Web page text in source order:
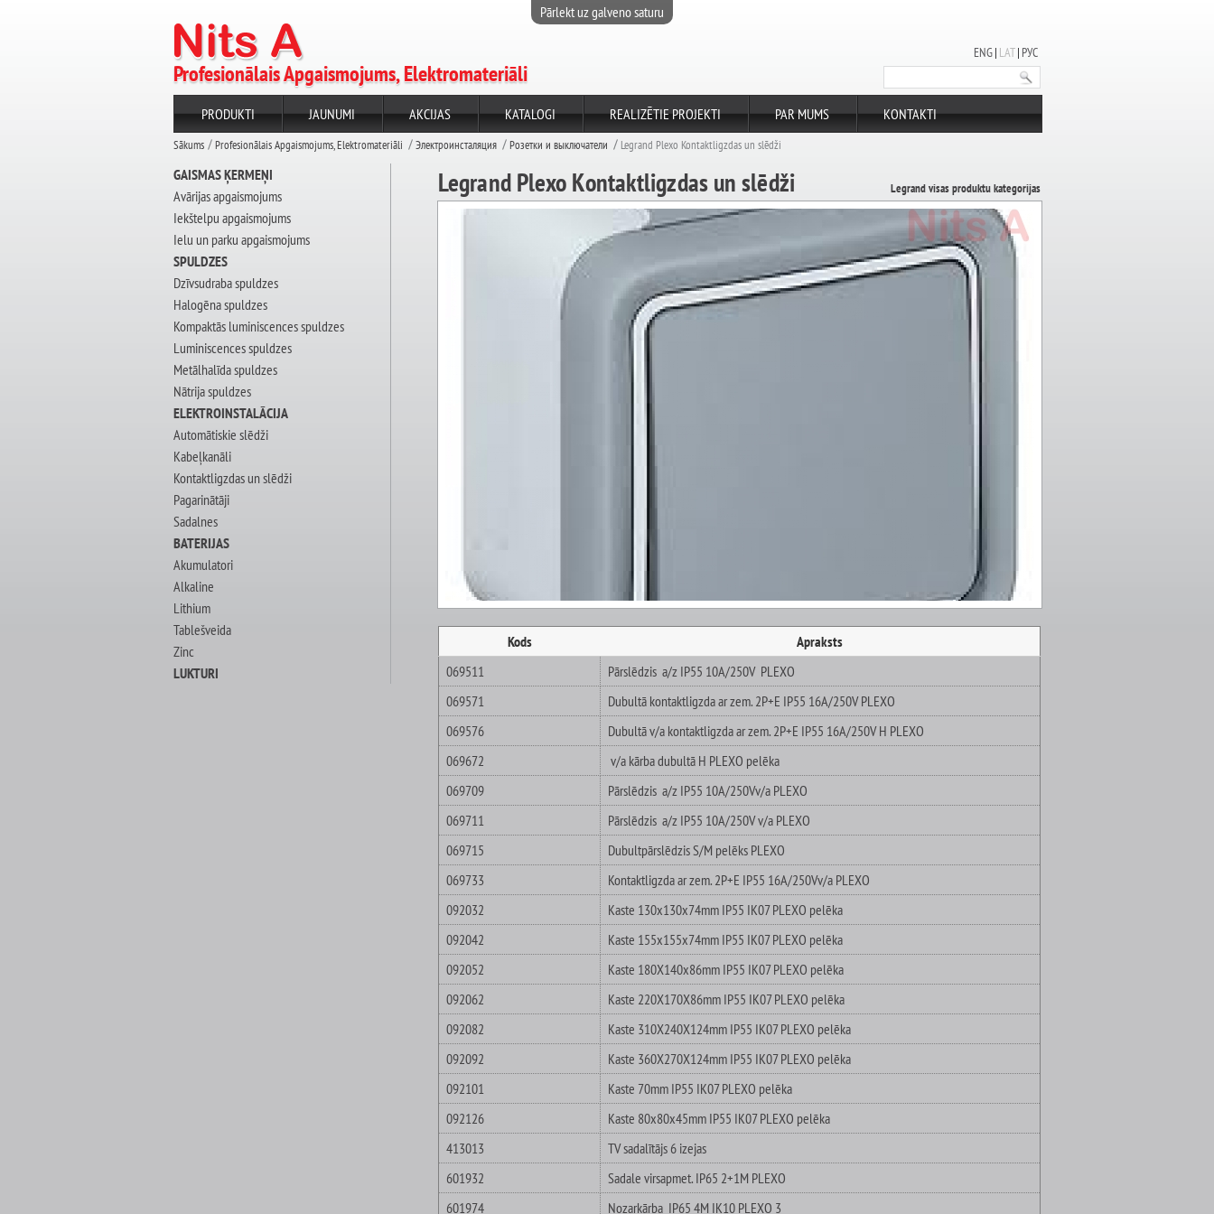
Pārlekt uz galveno saturu
Profesionālais Apgaismojums, Elektromateriāli
ENG LAT РУС
PRODUKTI JAUNUMI AKCIJAS KATALOGI REALIZĒTIE PROJEKTI PAR MUMS KONTAKTI
Sākums Profesionālais Apgaismojums, Elektromateriāli Электроинсталяция Розетки и выключатели Legrand Plexo Kontaktligzdas un slēdži
GAISMAS ĶERMEŅI
Avārijas apgaismojums
Iekštelpu apgaismojums
Ielu un parku apgaismojums
SPULDZES
Dzīvsudraba spuldzes
Halogēna spuldzes
Kompaktās luminiscences spuldzes
Luminiscences spuldzes
Metālhalīda spuldzes
Nātrija spuldzes
ELEKTROINSTALĀCIJA
Automātiskie slēdži
Kabeļkanāli
Kontaktligzdas un slēdži
Pagarinātāji
Sadalnes
BATERIJAS
Akumulatori
Alkaline
Lithium
Tablešveida
Zinc
LUKTURI
Legrand visas produktu kategorijas
Legrand Plexo Kontaktligzdas un slēdži
Kods
Apraksts
069511
Pārslēdzis a/z IP55 10A/250V PLEXO
069571
Dubultā kontaktligzda ar zem. 2P+E IP55 16A/250V PLEXO
069576
Dubultā v/a kontaktligzda ar zem. 2P+E IP55 16A/250V H PLEXO
069672
v/a kārba dubultā H PLEXO pelēka
069709
Pārslēdzis a/z IP55 10A/250Vv/a PLEXO
069711
Pārslēdzis a/z IP55 10A/250V v/a PLEXO
069715
Dubultpārslēdzis S/M pelēks PLEXO
069733
Kontaktligzda ar zem. 2P+E IP55 16A/250Vv/a PLEXO
092032
Kaste 130x130x74mm IP55 IK07 PLEXO pelēka
092042
Kaste 155x155x74mm IP55 IK07 PLEXO pelēka
092052
Kaste 180X140x86mm IP55 IK07 PLEXO pelēka
092062
Kaste 220X170X86mm IP55 IK07 PLEXO pelēka
092082
Kaste 310X240X124mm IP55 IK07 PLEXO pelēka
092092
Kaste 360X270X124mm IP55 IK07 PLEXO pelēka
092101
Kaste 70mm IP55 IK07 PLEXO pelēka
092126
Kaste 80x80x45mm IP55 IK07 PLEXO pelēka
413013
TV sadalītājs 6 izejas
601932
Sadale virsapmet. IP65 2+1M PLEXO
601974
Nozarkārba IP65 4M IK10 PLEXO 3